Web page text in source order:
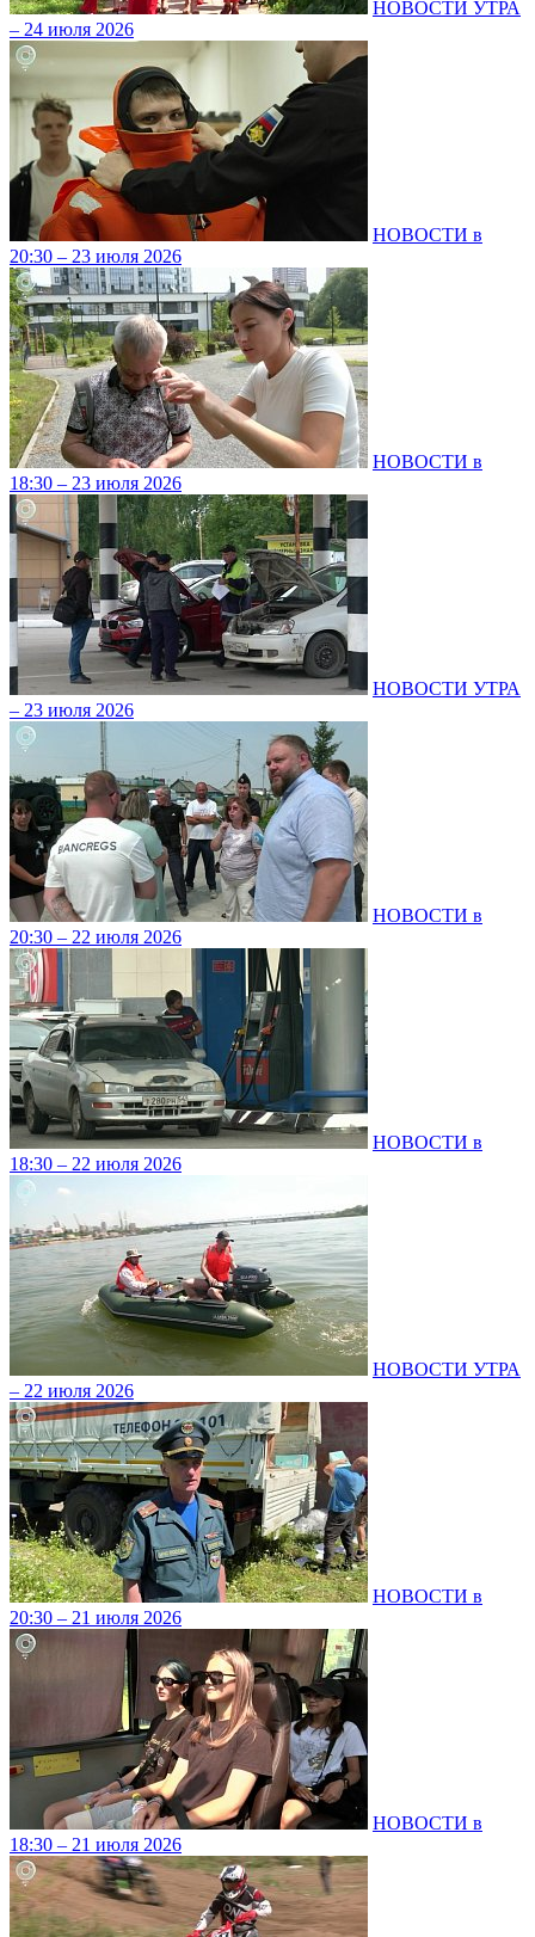
НОВОСТИ УТРА
– 24 июля 2026
НОВОСТИ в
20:30 – 23 июля 2026
НОВОСТИ в
18:30 – 23 июля 2026
НОВОСТИ УТРА
– 23 июля 2026
НОВОСТИ в
20:30 – 22 июля 2026
НОВОСТИ в
18:30 – 22 июля 2026
НОВОСТИ УТРА
– 22 июля 2026
НОВОСТИ в
20:30 – 21 июля 2026
НОВОСТИ в
18:30 – 21 июля 2026